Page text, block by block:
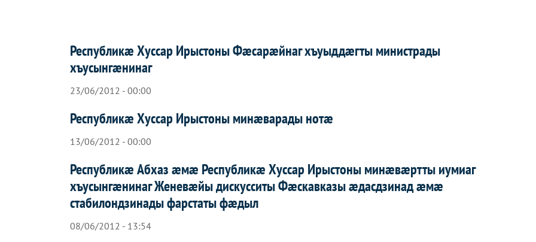
Республикæ Хуссар Ирыстоны Фæсарæйнаг хъуыддæгты министрады
хъусынгæнинаг
23/06/2012 - 00:00
Республикæ Хуссар Ирыстоны минæварады нотæ
13/06/2012 - 00:00
Республикæ Абхаз æмæ Республикæ Хуссар Ирыстоны минæвæртты иумиаг
хъусынгæнинаг Женевæйы дискусситы Фæскавказы æдасдзинад æмæ
стабилондзинады фарстаты фæдыл
08/06/2012 - 13:54